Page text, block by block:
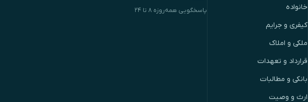
خانواده
کیفری و جرایم
ملکی و املاک
قرارداد و تعهدات
بانکی و مطالبات
ارث و وصیت
پاسخگویی همه‌روزه ۸ تا ۲۴